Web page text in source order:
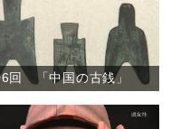
回 「中国の古銭」